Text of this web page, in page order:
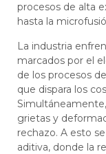
procesos de alta
hasta la
La industria
marcados por el
de los procesos
que dispara los
grietas y
rechazo. A esto
aditiva, donde la